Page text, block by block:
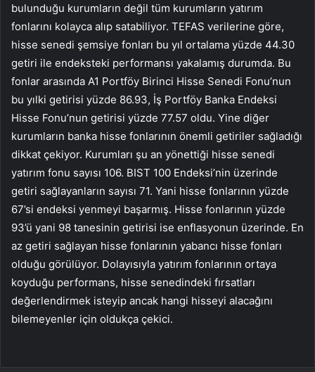
bulunduğu kurumların değil tüm kurumların yatırım
fonlarını kolayca alıp satabiliyor. TEFAS verilerine göre,
hisse senedi şemsiye fonları bu yıl ortalama yüzde 44.30
getiri ile endeksteki performansı yakalamış durumda. Bu
fonlar arasında A1 Portföy Birinci Hisse Senedi Fonu’nun
bu yılki getirisi yüzde 86.93, İş Portföy Banka Endeksi
Hisse Fonu’nun getirisi yüzde 77.57 oldu. Yine diğer
kurumların banka hisse fonlarının önemli getiriler sağladığı
dikkat çekiyor. Kurumları şu an yönettiği hisse senedi
yatırım fonu sayısı 106. BIST 100 Endeksi’nin üzerinde
getiri sağlayanların sayısı 71. Yani hisse fonlarının yüzde
67’si endeksi yenmeyi başarmış. Hisse fonlarının yüzde
93’ü yani 98 tanesinin getirisi ise enflasyonun üzerinde. En
az getiri sağlayan hisse fonlarının yabancı hisse fonları
olduğu görülüyor. Dolayısıyla yatırım fonlarının ortaya
koyduğu performans, hisse senedindeki fırsatları
değerlendirmek isteyip ancak hangi hisseyi alacağını
bilemeyenler için oldukça çekici.